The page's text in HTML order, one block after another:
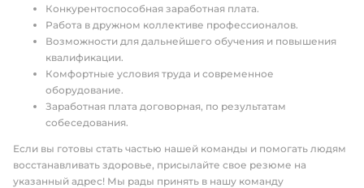
Конкурентоспособная заработная плата.
Работа в дружном коллективе профессионалов.
Возможности для дальнейшего обучения и повышения
квалификации.
Комфортные условия труда и современное
оборудование.
Заработная плата договорная, по результатам
собеседования.
Если вы готовы стать частью нашей команды и помогать людям
восстанавливать здоровье, присылайте свое резюме на
указанный адрес! Мы рады принять в нашу команду